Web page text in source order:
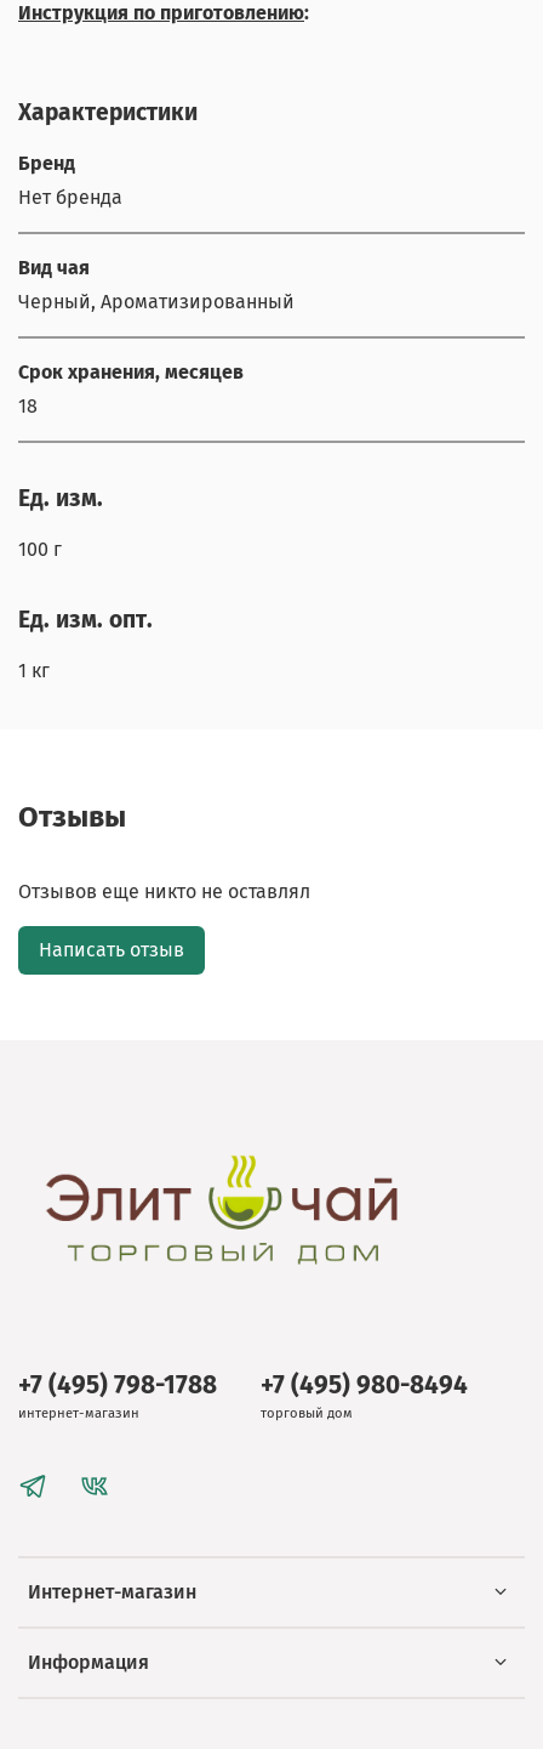
Инструкция по приготовлению:
Характеристики
Бренд
Нет бренда
Вид чая
Черный, Ароматизированный
Срок хранения, месяцев
18
Ед. изм.
100 г
Ед. изм. опт.
1 кг
Отзывы
Отзывов еще никто не оставлял
Написать отзыв
Интернет-магазин
Информация
+7 (495) 798-1788
интернет-магазин
+7 (495) 980-8494
торговый дом